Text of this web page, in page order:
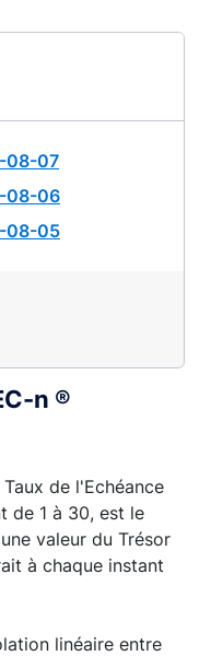
08-07
08-06
08-05
n ®
de l'Echéance
de 1 à 30, est le
valeur du Trésor
à chaque instant
linéaire entre